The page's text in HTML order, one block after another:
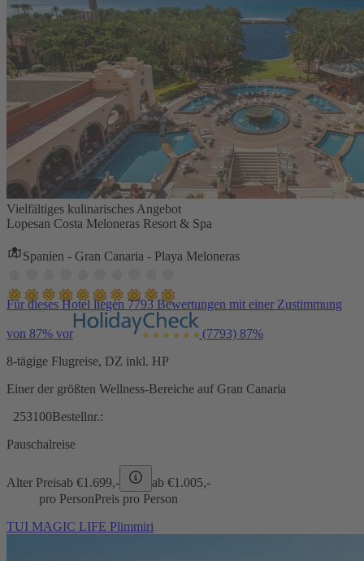
Vielfältiges kulinarisches Angebot
Lopesan Costa Meloneras Resort & Spa
Spanien - Gran Canaria - Playa Meloneras
Für dieses Hotel liegen 7793 Bewertungen mit einer Zustimmung
von 87% vor (7793) 87%
8-tägige Flugreise, DZ inkl. HP
Einer der größten Wellness-Bereiche auf Gran Canaria
253100Bestellnr.:
Pauschalreise
Alter Preisab €1.699,- ab €1.005,-
pro PersonPreis pro Person
TUI MAGIC LIFE Plimmiri